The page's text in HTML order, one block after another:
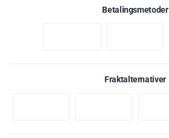
Betalingsmetoder
Fraktalternativer